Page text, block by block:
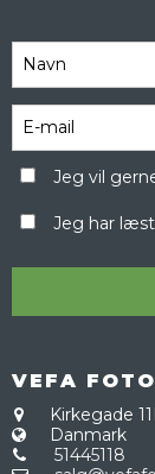
Jeg vil
Jeg har
VEFA FOTO
Kirkegade
Danmark
51445118